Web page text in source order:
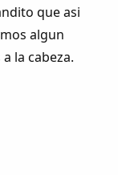
que asi
algun
la cabeza.